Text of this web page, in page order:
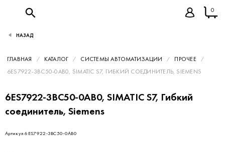
0
ГЛАВНАЯ КАТАЛОГ СИСТЕМЫ АВТОМАТИЗАЦИИ
ПРОЧЕЕ
6ES7922-3BC50-0AB0, SIMATIC S7, ГИБКИЙ СОЕДИНИТЕЛЬ, SIEMENS
6ES7922-3BC50-0AB0, SIMATIC S7, Гибкий
соединитель, Siemens
Артикул 6ES7922-3BC50-0AB0
НАЗАД